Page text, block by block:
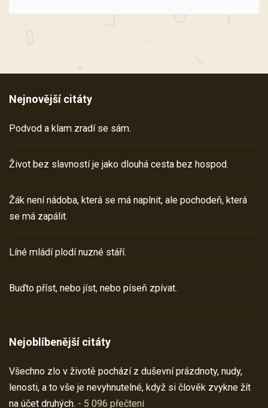
Nejnovější citáty
Podvod a klam zradí se sám.
Život bez slavností je jako dlouhá cesta bez hospod.
Žák není nádoba, která se má naplnit, ale pochodeň, která
se má zapálit.
Líné mládí plodí nuzné stáří.
Buďto příst, nebo jíst, nebo píseň zpívat.
Nejoblíbenější citáty
Všechno zlo v životě pochází z duševní prázdnoty, nudy,
lenosti, a to vše je nevyhnutelné, když si člověk zvykne žít
na účet druhých. - 5 096 přečtení